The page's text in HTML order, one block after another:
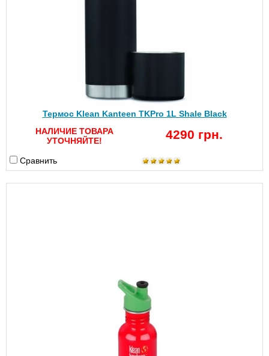
Термос Klean Kanteen TKPro 1L Shale Black
НАЛИЧИЕ ТОВАРА
УТОЧНЯЙТЕ!
4290 грн.
Сравнить